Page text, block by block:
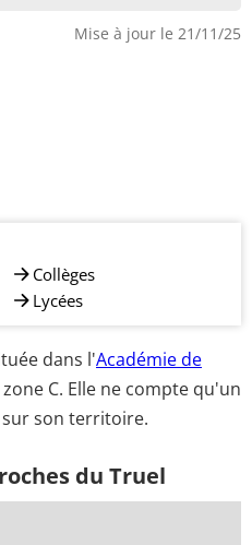
Mise à jour le 21/11/25
Collèges
Lycées
dans l'Académie de
C. Elle ne compte qu'un
son territoire.
du Truel